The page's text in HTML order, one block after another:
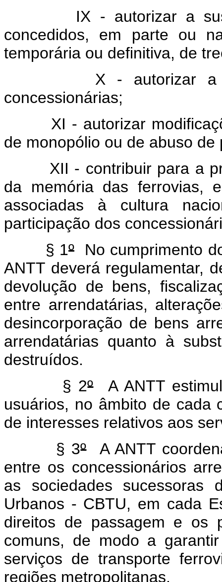
IX - autorizar a
concedidos, em parte ou
temporária ou definitiva, de
X - autorizar a
concessionárias;
XI - autorizar
de monopólio ou de abuso de
XII - contribuir para a
da memória das ferrovias,
associadas à cultura
participação dos
§ 1º No cumprimento
ANTT deverá regulamentar,
devolução de bens,
entre arrendatárias,
desincorporação de bens
arrendatárias quanto à
destruídos.
§ 2ºA ANTT
usuários, no âmbito de cada
de interesses relativos aos
§ 3ºA ANTT
entre os concessionários
as sociedades sucessoras
Urbanos - CBTU, em cada
direitos de passagem e os
comuns, de modo a
serviços de transporte
regiões metropolitanas.